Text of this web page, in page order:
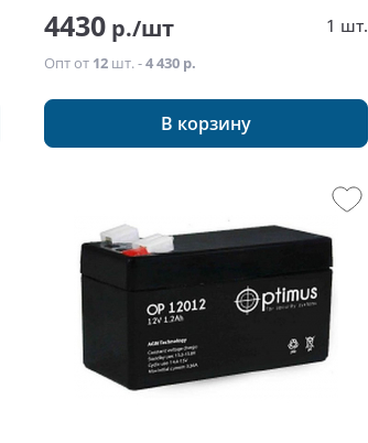
4430р./шт 1 шт.
Опт от 12шт. -4 430 р.
В корзину